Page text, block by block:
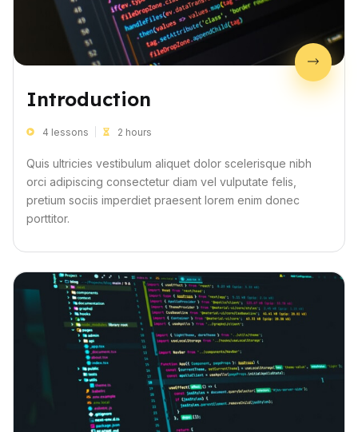
Introduction
4 lessons 2 hours
Quis ultricies vestibulum aliquet dolor scelerisque nibh
orci adipiscing consectetur diam vel vulputate felis,
pretium sociis imperdiet praesent lorem enim donec
porttitor.